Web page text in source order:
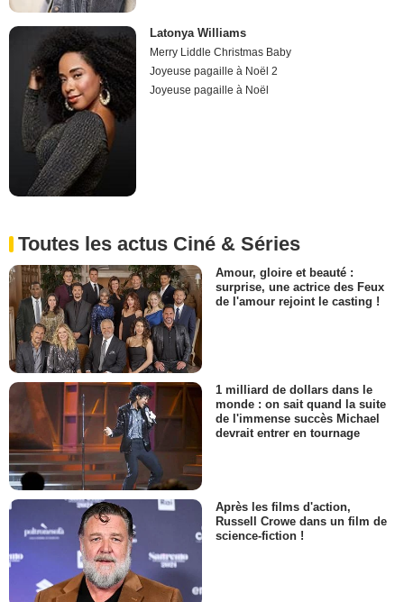
Latonya Williams
Merry Liddle Christmas Baby
Joyeuse pagaille à Noël 2
Joyeuse pagaille à Noël
Toutes les actus Ciné & Séries
Amour, gloire et beauté :
surprise, une actrice des Feux
de l'amour rejoint le casting !
1 milliard de dollars dans le
monde : on sait quand la suite
de l'immense succès Michael
devrait entrer en tournage
Après les films d'action,
Russell Crowe dans un film de
science-fiction !